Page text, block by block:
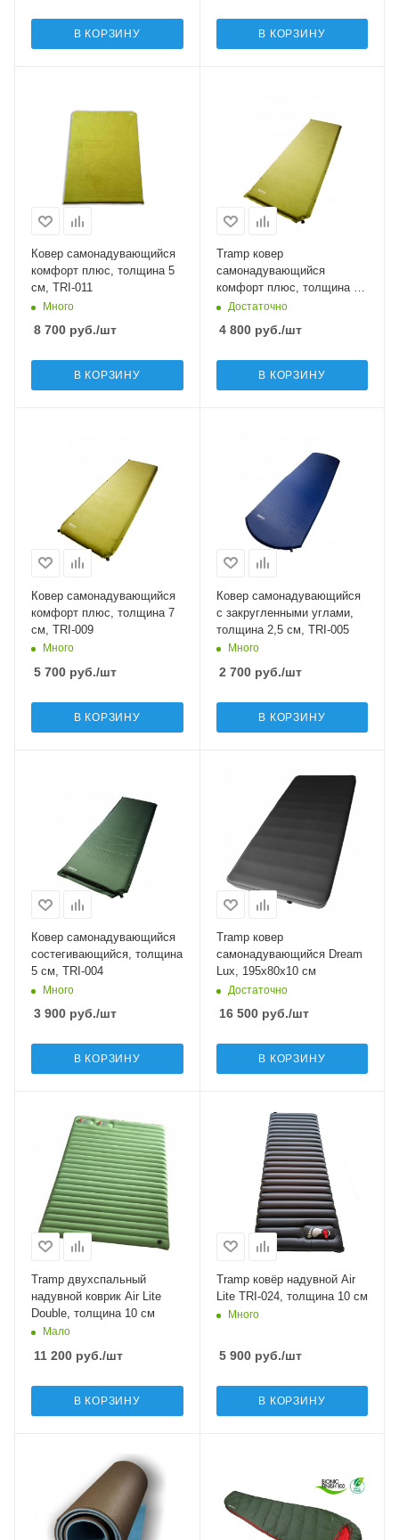
В КОРЗИНУ В КОРЗИНУ
Ковер самонадувающийся
комфорт плюс, толщина 5
см, TRI-011
Много
8 700 руб./шт
В КОРЗИНУ
Tramp ковер
самонадувающийся
комфорт плюс, толщина 5
см, TRI-010
Достаточно
4 800руб./шт
В КОРЗИНУ
Ковер самонадувающийся
комфорт плюс, толщина 7
см, TRI-009
Много
5 700 руб./шт
В КОРЗИНУ
Ковер самонадувающийся
с закругленными углами,
толщина 2,5 см, TRI-005
Много
2 700руб./шт
В КОРЗИНУ
Ковер самонадувающийся
состегивающийся, толщина
5 см, TRI-004
Много
3 900 руб./шт
В КОРЗИНУ
Tramp ковер
самонадувающийся Dream
Lux, 195х80х10 см
Достаточно
16 500руб./шт
В КОРЗИНУ
Tramp двухспальный
надувной коврик Air Lite
Double, толщина 10 см
Мало
11 200 руб./шт
В КОРЗИНУ
Tramp ковёр надувной Air
Lite TRI-024, толщина 10 см
Много
5 900руб./шт
В КОРЗИНУ